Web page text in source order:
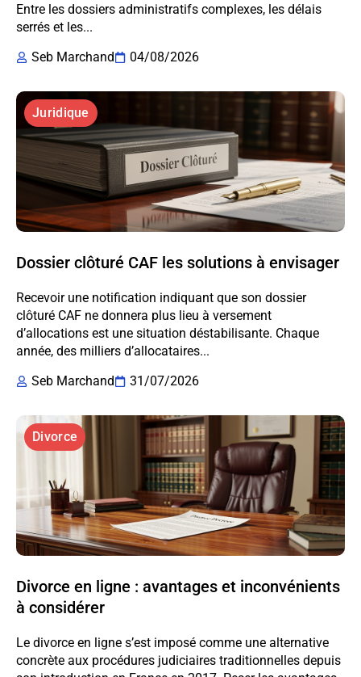
Entre les dossiers administratifs complexes, les délais
serrés et les...
Seb Marchand
04/08/2026
Juridique
Dossier clôturé CAF les solutions à envisager
Recevoir une notification indiquant que son dossier
clôturé CAF ne donnera plus lieu à versement
d’allocations est une situation déstabilisante. Chaque
année, des milliers d’allocataires...
Seb Marchand
31/07/2026
Divorce
Divorce en ligne : avantages et inconvénients
à considérer
Le divorce en ligne s’est imposé comme une alternative
concrète aux procédures judiciaires traditionnelles depuis